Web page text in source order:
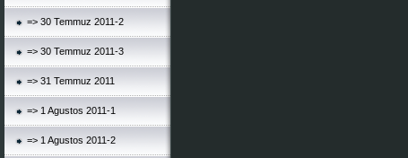
=> 30 Temmuz 2011-2
=> 30 Temmuz 2011-3
=> 31 Temmuz 2011
=> 1 Agustos 2011-1
=> 1 Agustos 2011-2